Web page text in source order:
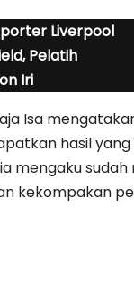
Liverpool
Pelatih
Iri
Isa
hasil yang
mengaku
kekompakan